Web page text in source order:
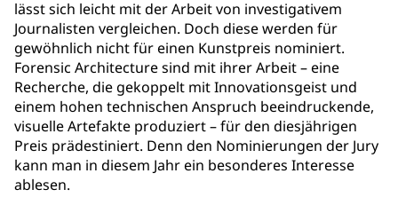
lässt sich leicht mit der Arbeit von investigativem
Journalisten vergleichen. Doch diese werden für
gewöhnlich nicht für einen Kunstpreis nominiert.
Forensic Architecture sind mit ihrer Arbeit – eine
Recherche, die gekoppelt mit Innovationsgeist und
einem hohen technischen Anspruch beeindruckende,
visuelle Artefakte produziert – für den diesjährigen
Preis prädestiniert. Denn den Nominierungen der Jury
kann man in diesem Jahr ein besonderes Interesse
ablesen.